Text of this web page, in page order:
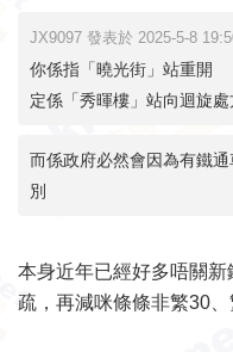
JX9097 發表於 2025-5-8
你係指「曉光街」站重開
定係「秀暉樓」站向迴旋處
而係政府必然會因為有鐵
別
本身近年已經好多唔關
疏，再減咪條條非繁30、